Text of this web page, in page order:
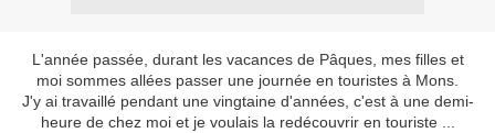
L'année passée, durant les vacances de Pâques, mes filles et
moi sommes allées passer une journée en touristes à Mons.
J'y ai travaillé pendant une vingtaine d'années, c'est à une demi-
heure de chez moi et je voulais la redécouvrir en touriste ...